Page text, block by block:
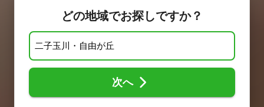
どの地域でお探しですか？
次へ